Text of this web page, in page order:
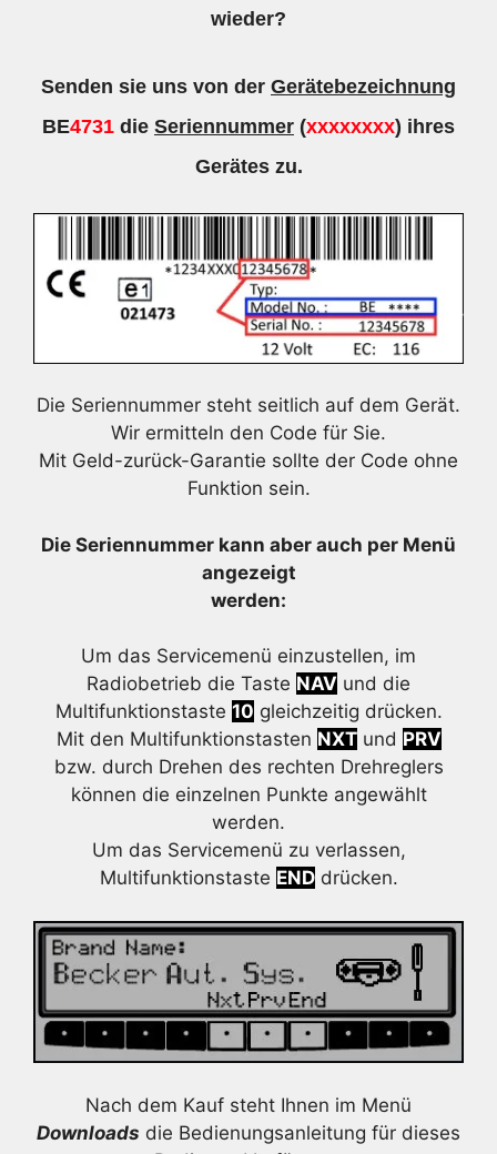
wieder?
Senden sie uns von der Gerätebezeichnung
BE4731 die Seriennummer (xxxxxxxx) ihres
Gerätes zu.
Die Seriennummer steht seitlich auf dem Gerät.
Wir ermitteln den Code für Sie.
Mit Geld-zurück-Garantie sollte der Code ohne
Funktion sein.
Die Seriennummer kann aber auch per Menü
angezeigt
werden:
Um das Servicemenü einzustellen, im
Radiobetrieb die Taste NAV und die
Multifunktionstaste 10 gleichzeitig drücken.
Mit den Multifunktionstasten NXTund PRV
bzw. durch Drehen des rechten Drehreglers
können die einzelnen Punkte angewählt
werden.
Um das Servicemenü zu verlassen,
Multifunktionstaste ENDdrücken.
Nach dem Kauf steht Ihnen im Menü
Downloads die Bedienungsanleitung für dieses